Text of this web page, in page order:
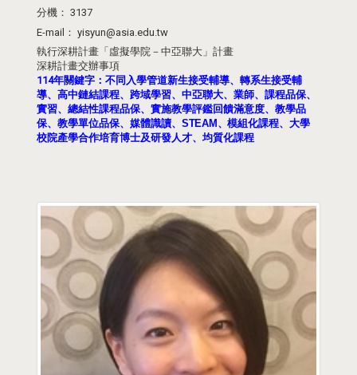
分機： 3137
E-mail： yisyun@asia.edu.tw
執行深耕計畫「虛擬學院－中亞聯大」計畫
深耕計畫交辦事項
114年關鍵字： 不同入學管道新生接受輔導、轉系生接受輔
導、高中鏈結課程、跨域學習、中亞聯大、業師、課程品保、
實習、總結性課程品保、實施教學評鑑回饋滿意度、教學品
保、教學單位品保、媒體識讀、 STEAM 、模組化課程、大學
校院產學合作培育博士及研發人才、均質化課程